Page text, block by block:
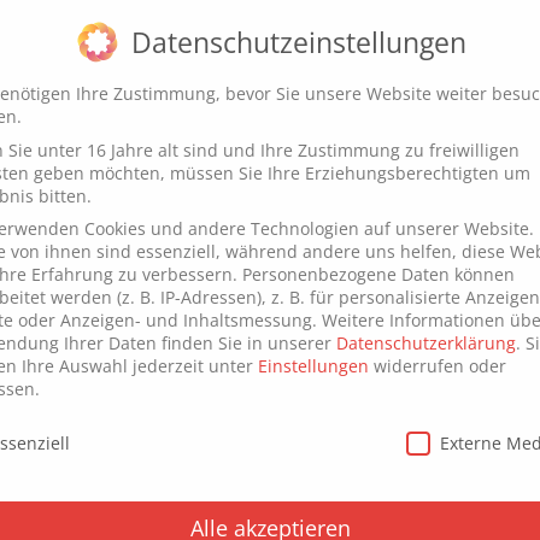
Hardware Software Digital & Lifestyle
So optimieren Sie Ihre
Datenschutzeinstellungen
Ihre Zustimmung, bevor Sie unsere Website weiter
Sie unter 16 Jahre alt sind und Ihre Zustimmung zu freiwilligen
geben möchten, müssen Sie Ihre Erziehungsberechtigten um
bitten.
Cookies und andere Technologien auf unserer Website.
von ihnen sind essenziell, während andere uns helfen, diese
Erfahrung zu verbessern. Personenbezogene Daten können
werden (z. B. IP-Adressen), z. B. für personalisierte
oder Anzeigen- und Inhaltsmessung. Weitere Informationen
Ihrer Daten finden Sie in unserer Datenschutzerklärung.
Ihre Auswahl jederzeit unter Einstellungen widerrufen oder
Externe
Alle akzeptieren